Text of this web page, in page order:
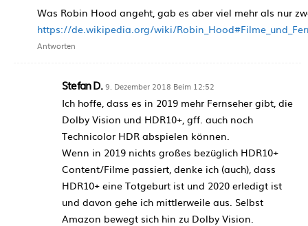
Was Robin Hood angeht, gab es aber viel mehr als nur
https://de.wikipedia.org/wiki/
Antworten
Stefan D. 9. Dezember 2018 Beim 12:52
Ich hoffe, dass es in 2019 mehr Fernseher gibt, die
Dolby Vision und HDR10+, gff. auch noch
Technicolor HDR abspielen können.
Wenn in 2019 nichts großes bezüglich HDR10+
Content/Filme passiert, denke ich (auch), dass
HDR10+ eine Totgeburt ist und 2020 erledigt ist
und davon gehe ich mittlerweile aus. Selbst
Amazon bewegt sich hin zu Dolby Vision.